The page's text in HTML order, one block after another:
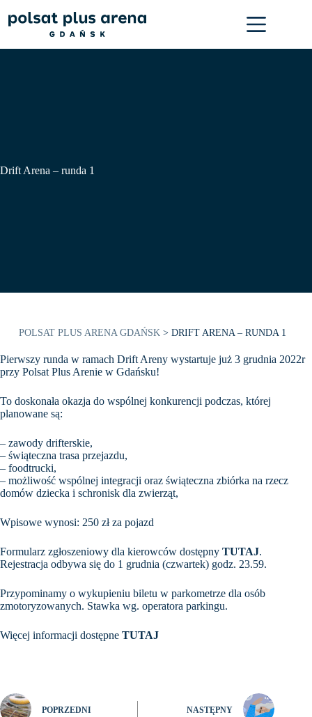
do
treści
Drift Arena – runda 1
POLSAT PLUS ARENA GDAŃSK> DRIFT ARENA – RUNDA 1
Pierwszy runda w ramach Drift Areny wystartuje już 3 grudnia 2022r
przy Polsat Plus Arenie w Gdańsku!
To doskonała okazja do wspólnej konkurencji podczas, której
planowane są:
– zawody drifterskie,
– świąteczna trasa przejazdu,
– foodtrucki,
– możliwość wspólnej integracji oraz świąteczna zbiórka na rzecz
domów dziecka i schronisk dla zwierząt,
Wpisowe wynosi: 250 zł za pojazd
Formularz zgłoszeniowy dla kierowców dostępny TUTAJ.
Rejestracja odbywa się do 1 grudnia (czwartek) godz. 23.59.
Przypominamy o wykupieniu biletu w parkometrze dla osób
zmotoryzowanych. Stawka wg. operatora parkingu.
Więcej informacji dostępne TUTAJ
POPRZEDNI NASTĘPNY